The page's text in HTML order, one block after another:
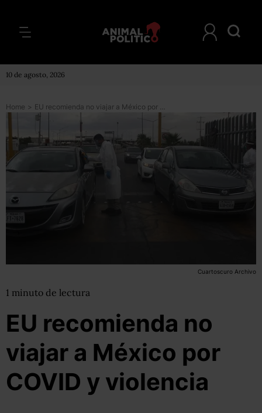
10 de agosto, 2026
Home > EU recomienda no viajar a México por COVID y violencia
Cuartoscuro Archivo
1 minuto de lectura
EU recomienda no
viajar a México por
COVID y violencia